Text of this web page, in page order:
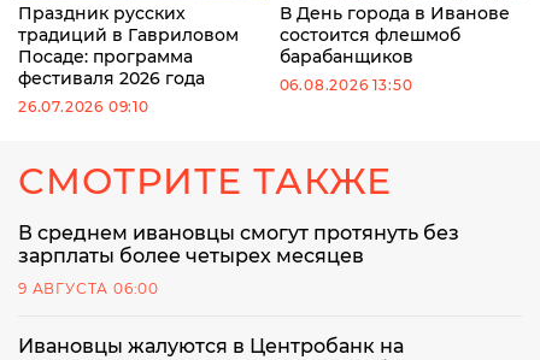
Праздник русских
традиций в Гавриловом
Посаде: программа
фестиваля 2026 года
26.07.2026 09:10
В День города в Иванове
состоится флешмоб
барабанщиков
06.08.2026 13:50
СМОТРИТЕ ТАКЖЕ
В среднем ивановцы смогут протянуть без
зарплаты более четырех месяцев
9 АВГУСТА 06:00
Ивановцы жалуются в Центробанк на